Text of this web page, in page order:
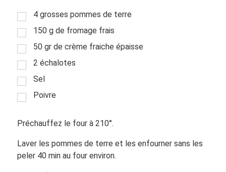
4 grosses pommes de terre
150 g de fromage frais
50 gr de crème fraiche épaisse
2 échalotes
Sel
Poivre
Préchauffez le four à 210°.
Laver les pommes de terre et les enfourner sans les
peler 40 min au four environ.